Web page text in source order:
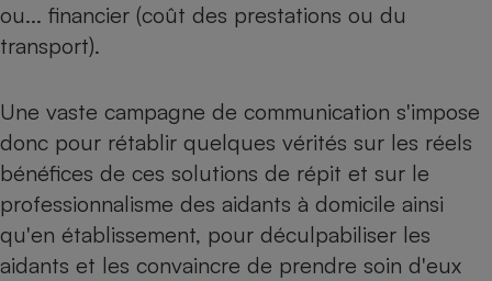
ou... financier (coût des prestations ou du
transport).
Une vaste campagne de communication s'impose
donc pour rétablir quelques vérités sur les réels
bénéfices de ces solutions de répit et sur le
professionnalisme des aidants à domicile ainsi
qu'en établissement, pour déculpabiliser les
aidants et les convaincre de prendre soin d'eux